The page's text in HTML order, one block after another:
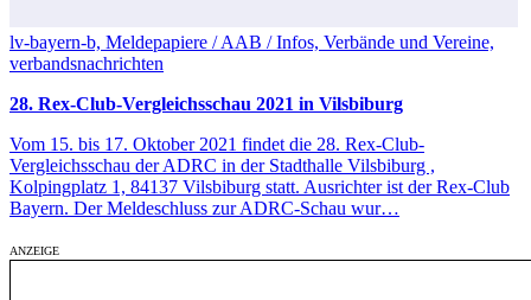
lv-bayern-b, Meldepapiere / AAB / Infos, Verbände und Vereine,
verbandsnachrichten
28. Rex-Club-Vergleichsschau 2021 in Vilsbiburg
Vom 15. bis 17. Oktober 2021 findet die 28. Rex-Club-
Vergleichsschau der ADRC in der Stadthalle Vilsbiburg ,
Kolpingplatz 1, 84137 Vilsbiburg statt. Ausrichter ist der Rex-Club
Bayern. Der Meldeschluss zur ADRC-Schau wur…